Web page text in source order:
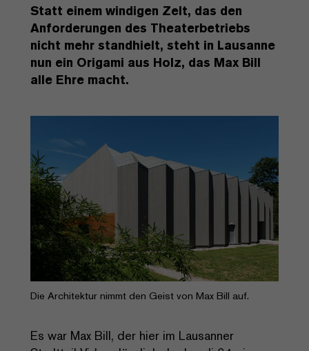
Statt einem windigen Zelt, das den
Anforderungen des Theaterbetriebs
nicht mehr standhielt, steht in Lausanne
nun ein Origami aus Holz, das Max Bill
alle Ehre macht.
Die Architektur nimmt den Geist von Max Bill auf.
Es war Max Bill, der hier im Lausanner